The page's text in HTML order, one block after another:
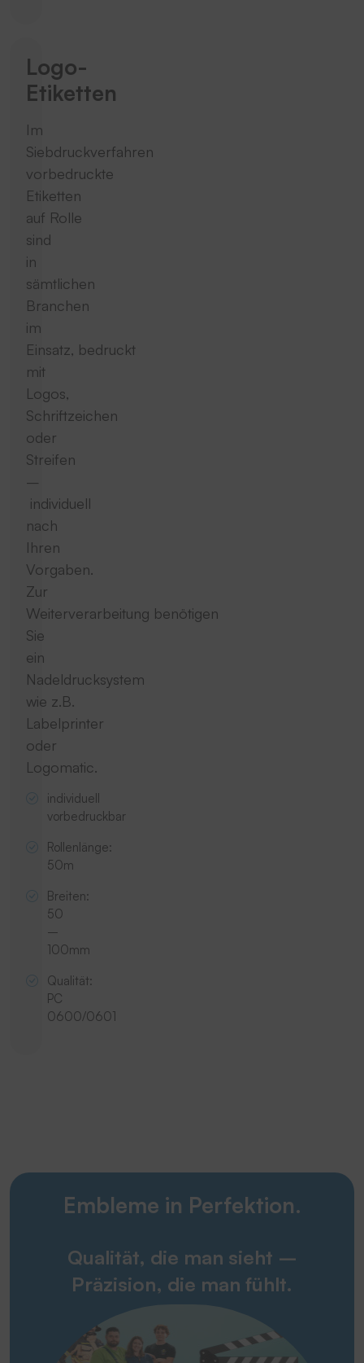
Logo-
Etiketten
Im
Siebdruckverfahren
vorbedruckte
Etiketten
auf Rolle
sind
in
sämtlichen
Branchen
im
Einsatz, bedruckt
mit
Logos,
Schriftzeichen
oder
Streifen
–
individuell
nach
Ihren
Vorgaben.
Zur
Weiterverarbeitung benötigen
Sie
ein
Nadeldrucksystem
wie z.B.
Labelprinter
oder
Logomatic.
individuell
vorbedruckbar
Rollenlänge:
50m
Breiten:
50
–
100mm
Qualität:
PC
0600/0601
Embleme in Perfektion.
Qualität, die man sieht –
Präzision, die man fühlt.